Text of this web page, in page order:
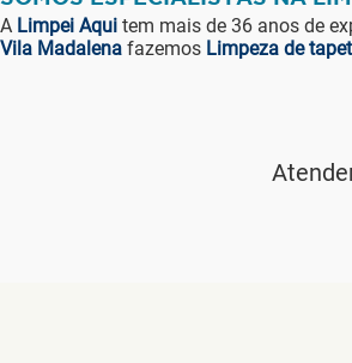
A Limpei Aqui tem mais de 36 anos de
Vila Madalena fazemos Limpeza de